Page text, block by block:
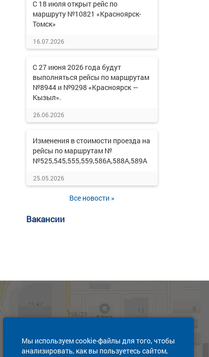
С 18 июля открыт рейс по
маршруту №10821 «Красноярск-
Томск»
16.07.2026
С 27 июня 2026 года будут
выполняться рейсы по маршрутам
№8944 и №9298 «Красноярск —
Кызыл».
26.06.2026
Изменения в стоимости проезда на
рейсы по маршрутам №
№525,545,555,559,586А,588А,589А
25.05.2026
Все новости »
Вакансии
Мы используем cookie-файлы для того, чтобы
анализировать, как вы пользуетесь сайтом,